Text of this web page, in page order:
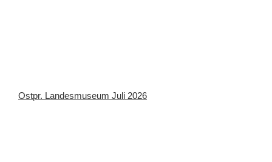
Ostpr. Landesmuseum Juli 2026